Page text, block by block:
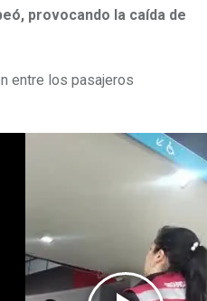
provocando la caída de
entre los pasajeros